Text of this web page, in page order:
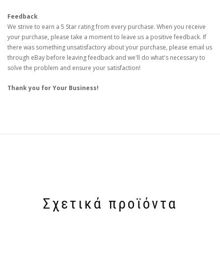
Feedback
We strive to earn a 5 Star rating from every purchase. When you receive
your purchase, please take a moment to leave us a positive feedback. If
there was something unsatisfactory about your purchase, please email us
through eBay before leaving feedback and we'll do what's necessary to
solve the problem and ensure your satisfaction!
Thank you for Your Business!
Σχετικά προϊόντα